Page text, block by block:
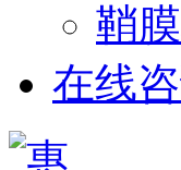
鞘
在线